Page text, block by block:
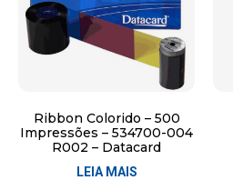
Ribbon Colorido – 500
Impressões – 534700-004
R002 – Datacard
LEIA MAIS